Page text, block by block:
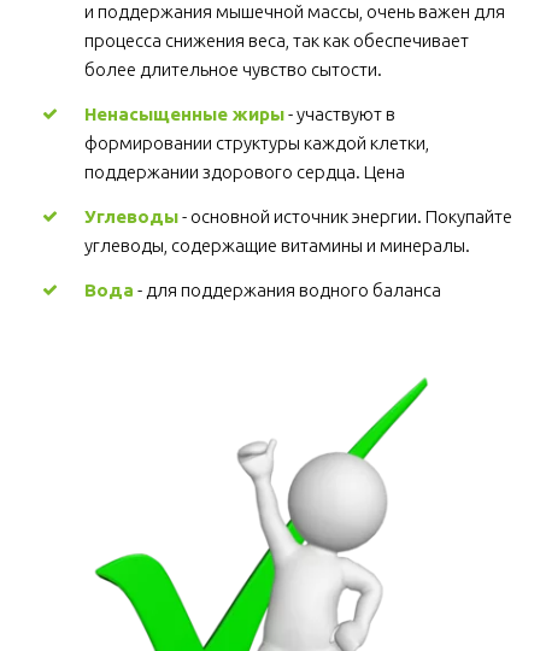
и поддержания мышечной массы, очень важен для
процесса снижения веса, так как обеспечивает
более длительное чувство сытости.
Ненасыщенные жиры - участвуют в
формировании структуры каждой клетки,
поддержании здорового сердца. Цена
Углеводы - основной источник энергии. Покупайте
углеводы, содержащие витамины и минералы.
Вода - для поддержания водного баланса